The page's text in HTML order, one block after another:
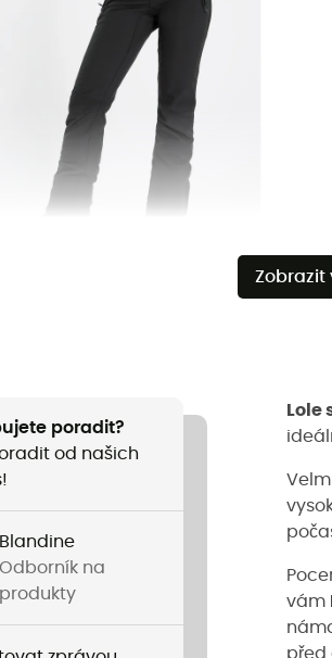
Zobrazit
poradit?
od našich
Blandine
Odborník na
produkty
Lole
vám
před